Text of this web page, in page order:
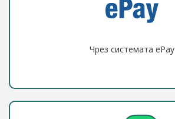
Чрез системата ePay